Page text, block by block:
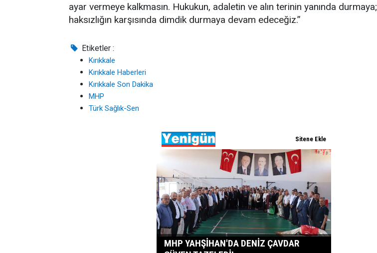
ayar vermeye kalkmasın. Hukukun, adaletin ve alın terinin yanında durmaya;
haksızlığın karşısında dimdik durmaya devam edeceğiz.”
Etiketler :
Kırıkkale
Kırıkkale Haberleri
Kırıkkale Son Dakika
MHP
Türk Sağlık-Sen